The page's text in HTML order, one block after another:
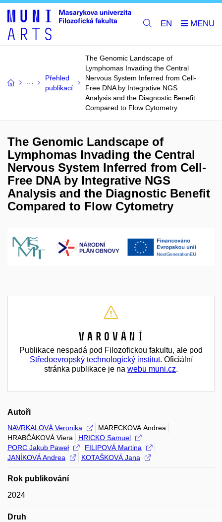
EN
Přehled
publikací
The Genomic Landscape of
Lymphomas Invading the Central
Nervous System Inferred from Cell-
Free DNA by Integrative NGS
Analysis and the Diagnostic Benefit
Compared to Flow Cytometry
The Genomic Landscape of
Lymphomas Invading the Central
Nervous System Inferred from Cell-
Free DNA by Integrative NGS
Analysis and the Diagnostic Benefit
Compared to Flow Cytometry
Varování
Publikace nespadá pod Filozofickou fakultu, ale pod
Středoevropský technologický institut. Oficiální
stránka publikace je na webu muni.cz.
Autoři
NAVRKALOVÁ Veronika
MARECKOVA Andrea
HRABČÁKOVÁ Viera
HRICKO Samuel
PORC Jakub Paweł
FILIPOVÁ Martina
JANÍKOVÁ Andrea
KOTAŠKOVÁ Jana
Rok publikování
2024
Druh